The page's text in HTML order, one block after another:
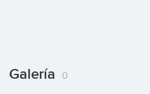
Galería 0